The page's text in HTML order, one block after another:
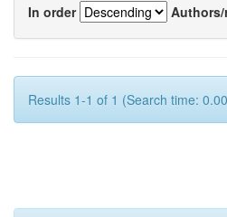
In order
Results 1-1 of 1 (Search time: